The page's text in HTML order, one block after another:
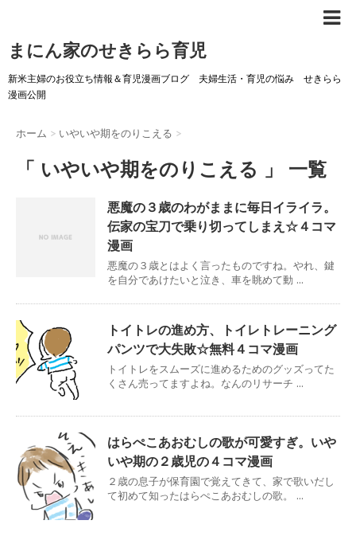
まにん家のせきらら育児
新米主婦のお役立ち情報＆育児漫画ブログ 夫婦生活・育児の悩み せきらら
漫画公開
ホーム > いやいや期をのりこえる >
「 いやいや期をのりこえる 」 一覧
悪魔の３歳のわがままに毎日イライラ。
伝家の宝刀で乗り切ってしまえ☆４コマ
漫画
悪魔の３歳とはよく言ったものですね。やれ、鍵
を自分であけたいと泣き、車を眺めて動 ...
トイトレの進め方、トイレトレーニング
パンツで大失敗☆無料４コマ漫画
トイトレをスムーズに進めるためのグッズってた
くさん売ってますよね。なんのリサーチ ...
はらぺこあおむしの歌が可愛すぎ。いや
いや期の２歳児の４コマ漫画
２歳の息子が保育園で覚えてきて、家で歌いだし
て初めて知ったはらぺこあおむしの歌。 ...